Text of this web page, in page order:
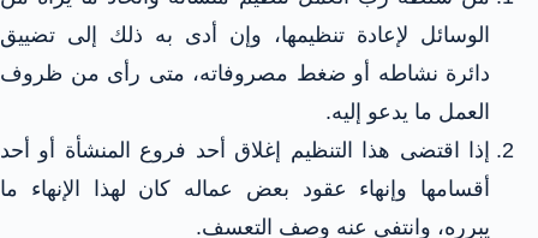
الوسائل لإعادة تنظيمها، وإن أدى به ذلك إلى تضييق
دائرة نشاطه أو ضغط مصروفاته، متى رأى من ظروف
العمل ما يدعو إليه.
إذا اقتضى هذا التنظيم إغلاق أحد فروع المنشأة أو أحد
أقسامها وإنهاء عقود بعض عماله كان لهذا الإنهاء ما
يبرره، وانتفى عنه وصف التعسف.